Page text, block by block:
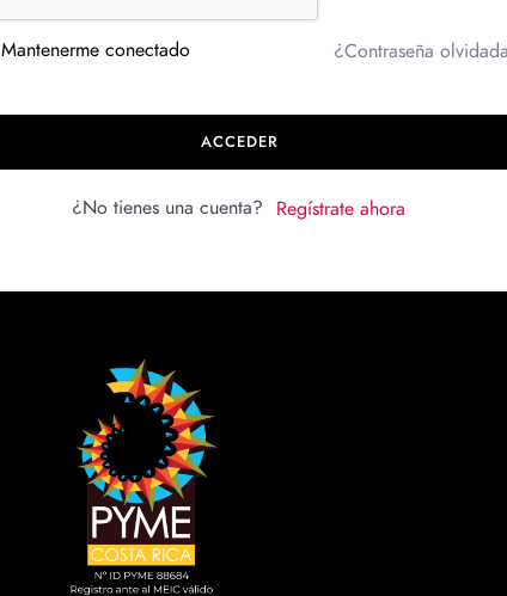
Mantenerme conectado ¿Contraseña
ACCEDER
¿No tienes una cuenta? Regístrate ahora